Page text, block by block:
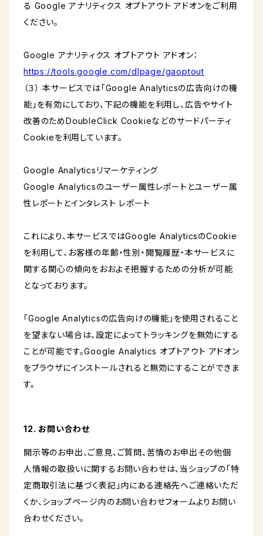
る Google アナリティクス オプトアウト アドオンをご利用
ください。
Google アナリティクス オプトアウト アドオン：
https://tools.google.com/dlpage/gaoptout
（３） 本サービスでは「Google Analyticsの広告向けの機
能」を有効にしており、下記の機能を利用し、広告やサイト
改善のためDoubleClick Cookieなどのサードパーティ
Cookieを利用しています。
Google Analyticsリマーケティング
Google Analyticsのユーザー属性レポートとユーザー属
性レポートとインタレスト レポート
これにより、本サービスではGoogle AnalyticsのCookie
を利用して、お客様の年齢・性別・閲覧履歴・本サービスに
関する関心の傾向をおおよそ把握するための分析が可能
となっております。
「Google Analyticsの広告向けの機能」を使用されること
を望まない場合は、設定によってトラッキングを無効にする
ことが可能です。Google Analytics オプトアウト アドオン
をブラウザにインストールされると無効にすることができま
す。
12. お問い合わせ
開示等のお申出、ご意見、ご質問、苦情のお申出その他個
人情報の取扱いに関するお問い合わせは、当ショップの「特
定商取引法に基づく表記」内にある連絡先へご連絡いただ
くか、ショップページ内のお問い合わせフォームよりお問い
合わせください。